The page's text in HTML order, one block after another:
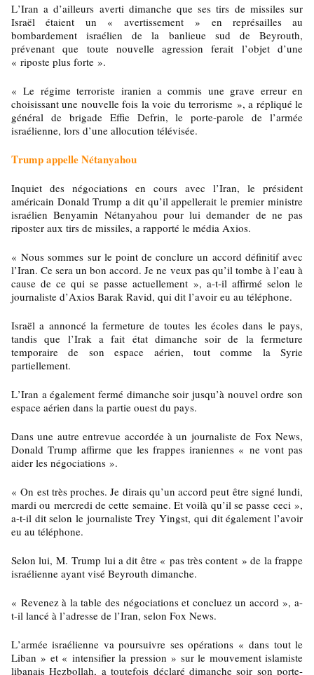
L’Iran a d’ailleurs averti dimanche que ses tirs de missiles sur
Israël étaient un « avertissement » en représailles au
bombardement israélien de la banlieue sud de Beyrouth,
prévenant que toute nouvelle agression ferait l’objet d’une
« riposte plus forte ».
« Le régime terroriste iranien a commis une grave erreur en
choisissant une nouvelle fois la voie du terrorisme », a répliqué le
général de brigade Effie Defrin, le porte-parole de l’armée
israélienne, lors d’une allocution télévisée.
Trump appelle Nétanyahou
Inquiet des négociations en cours avec l’Iran, le président
américain Donald Trump a dit qu’il appellerait le premier ministre
israélien Benyamin Nétanyahou pour lui demander de ne pas
riposter aux tirs de missiles, a rapporté le média Axios.
« Nous sommes sur le point de conclure un accord définitif avec
l’Iran. Ce sera un bon accord. Je ne veux pas qu’il tombe à l’eau à
cause de ce qui se passe actuellement », a-t-il affirmé selon le
journaliste d’Axios Barak Ravid, qui dit l’avoir eu au téléphone.
Israël a annoncé la fermeture de toutes les écoles dans le pays,
tandis que l’Irak a fait état dimanche soir de la fermeture
temporaire de son espace aérien, tout comme la Syrie
partiellement.
L’Iran a également fermé dimanche soir jusqu’à nouvel ordre son
espace aérien dans la partie ouest du pays.
Dans une autre entrevue accordée à un journaliste de Fox News,
Donald Trump affirme que les frappes iraniennes « ne vont pas
aider les négociations ».
« On est très proches. Je dirais qu’un accord peut être signé lundi,
mardi ou mercredi de cette semaine. Et voilà qu’il se passe ceci »,
a-t-il dit selon le journaliste Trey Yingst, qui dit également l’avoir
eu au téléphone.
Selon lui, M. Trump lui a dit être « pas très content » de la frappe
israélienne ayant visé Beyrouth dimanche.
« Revenez à la table des négociations et concluez un accord », a-
t-il lancé à l’adresse de l’Iran, selon Fox News.
L’armée israélienne va poursuivre ses opérations « dans tout le
Liban » et « intensifier la pression » sur le mouvement islamiste
libanais Hezbollah, a toutefois déclaré dimanche soir son porte-